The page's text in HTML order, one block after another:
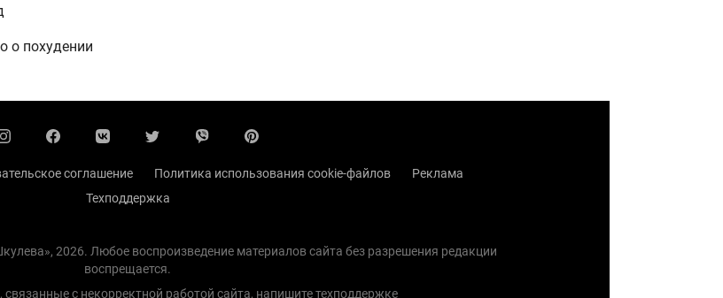
о похудении
соглашение Политика использования cookie-файлов
Реклама
Техподдержка
2026. Любое воспроизведение материалов сайта без разрешения редакции
воспрещается.
связанные с некорректной работой сайта, напишитетехподдержке